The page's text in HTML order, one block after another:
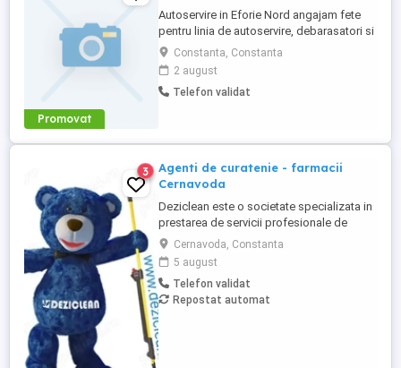
Promovat
Autoservire in Eforie Nord angajam fete
pentru linia de autoservire, debarasatori si
personal la spalat vase in bucatarie Se
asigura cazare si masa
Constanta, Constanta
2 august
Telefon validat
3
Agenti de curatenie - farmacii
Cernavoda
Deziclean este o societate specializata in
prestarea de servicii profesionale de
curatenie. Compania noastra asigura
servicii de curatenie in aproape toate
orasele mari din Romania. Suntem in
cautare de agenti de curatenie pentru
farmacii. Program atat part-time, cat si full-
Cernavoda, Constanta
5 august
Telefon validat
Repostat automat